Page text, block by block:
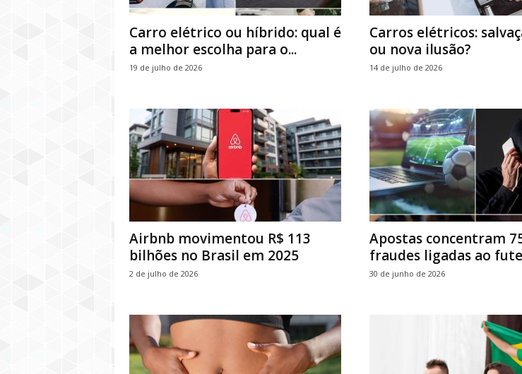
Carro elétrico ou híbrido: qual é
a melhor escolha para o...
19 de julho de 2026
Carros elétricos:
ou nova ilusão?
14 de julho de 2026
Airbnb movimentou R$ 113
bilhões no Brasil em 2025
2 de julho de 2026
Apostas concentram
fraudes ligadas ao
30 de junho de 2026